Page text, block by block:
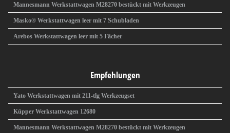
Mannesmann Werkstattwagen M28270 bestückt mit Werkzeugen
Masko® Werkstattwagen leer mit 7 Schubladen
Arebos Werkstattwagen leer mit 5 Fächer
Empfehlungen
Yato Werkstattwagen mit 211-tlg Werkzeugset
Küpper Werkstattwagen 12680
Mannesmann Werkstattwagen M28270 bestückt mit Werkzeugen